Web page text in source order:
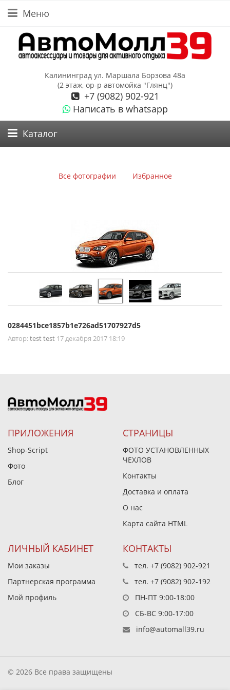
Меню
Калининград ул. Маршала Борзова 48а
(2 этаж, ор-р автомойка "Глянц")
+7 (9082) 902-921
Написать в whatsapp
Каталог
Все фотографии Избранное
0284451bce1857b1e726ad51707927d5
Автор:test test 17 декабря 2017 18:19
ПРИЛОЖЕНИЯ
Shop-Script
Фото
Блог
СТРАНИЦЫ
ФОТО УСТАНОВЛЕННЫХ
ЧЕХЛОВ
Контакты
Доставка и оплата
О нас
Карта сайта HTML
ЛИЧНЫЙ КАБИНЕТ
Мои заказы
Партнерская программа
Мой профиль
КОНТАКТЫ
тел. +7 (9082) 902-921
тел. +7 (9082) 902-192
ПН-ПТ 9:00-18:00
СБ-ВС 9:00-17:00
info@automall39.ru
© 2026 Все права защищены